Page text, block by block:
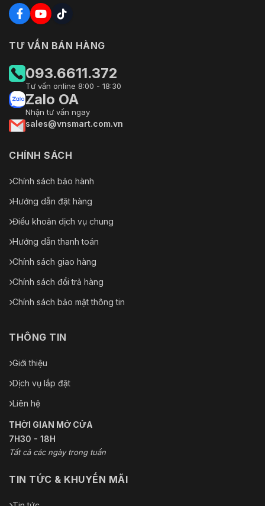
TƯ VẤN BÁN HÀNG
093.6611.372
Tư vấn online 8:00 - 18:30
Zalo OA
Nhận tư vấn ngay
sales@vnsmart.com.vn
CHÍNH SÁCH
Chính sách bảo hành
Hướng dẫn đặt hàng
Điều khoản dịch vụ chung
Hướng dẫn thanh toán
Chính sách giao hàng
Chính sách đổi trả hàng
Chính sách bảo mật thông tin
THÔNG TIN
Giới thiệu
Dịch vụ lắp đặt
Liên hệ
THỜI GIAN MỞ CỬA
7H30 - 18H
Tất cả các ngày trong tuần
TIN TỨC & KHUYẾN MÃI